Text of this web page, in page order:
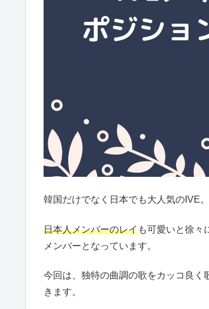
韓国だけでなく日本でも大人気のIVE。
日本人メンバーのレイも可愛いと徐々
メンバーとなっています。
今回は、独特の曲調の歌をカッコ良く
きます。